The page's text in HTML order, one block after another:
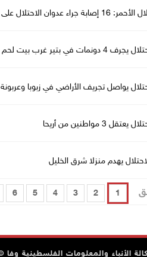
إصابة جراء عدوان الاحتلال على قلنديا وكفر عقب
في بتير غرب بيت لحم ويقتلع 80 شتلة زيتون ولوزيات
يواصل تجريف الأراضي في زبوبا
يعتقل 3 مواطنين من أريحا
يهدم منزلا شرق الخليل
1
2
3
4
5
6
والمعلومات الفلسطينية وفا ©